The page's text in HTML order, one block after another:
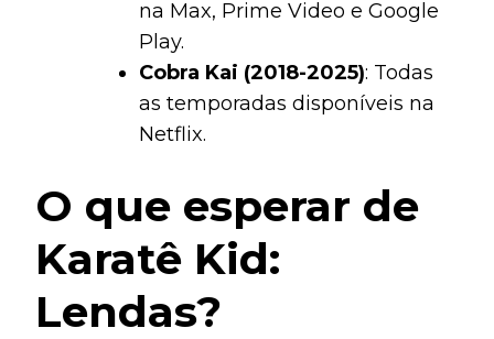
na Max, Prime Video e Google
Play.
Cobra Kai (2018-2025): Todas
as temporadas disponíveis na
Netflix.
O que esperar de
Karatê Kid:
Lendas?